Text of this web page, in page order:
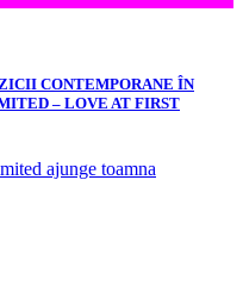
CONTEMPORANE ÎN
– LOVE AT FIRST